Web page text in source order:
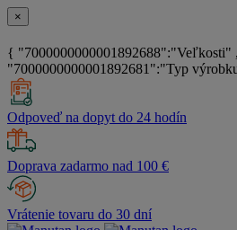
×
{ "7000000000001892688":"Veľkosti" ,
"7000000000001892681":"Typ
Odpoveď na dopyt do 24 hodín
Doprava zadarmo nad 100 €
Vrátenie tovaru do 30 dní